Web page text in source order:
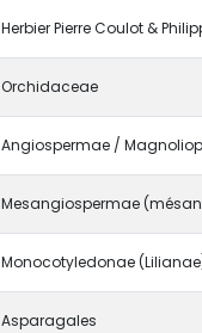
Herbier Pierre Coulot &
Orchidaceae
Angiospermae /
Mesangiospermae
Monocotyledonae
Asparagales